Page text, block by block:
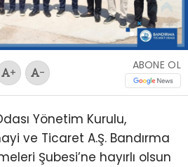
+ -
ABONE OL
Yönetim Kurulu,
ve Ticaret A.Ş. Bandırma
Şubesi’ne hayırlı olsun